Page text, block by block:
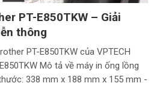
PT-E850TKW – Giải
thông
PT-E850TKW của VPTECH
Mô tả về máy in ống lồng
338 mm x 188 mm x 155 mm -